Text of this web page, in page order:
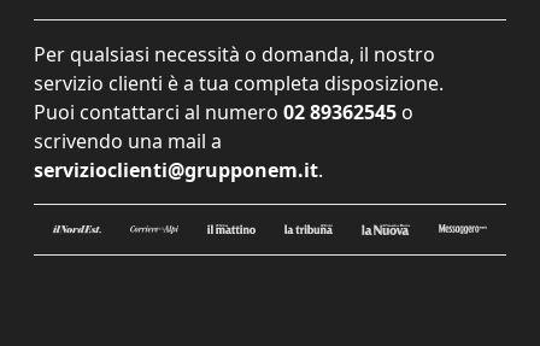
Per qualsiasi necessità o domanda, il nostro
servizio clienti è a tua completa disposizione.
Puoi contattarci al numero 02 89362545 o
scrivendo una mail a
servizioclienti@grupponem.it.